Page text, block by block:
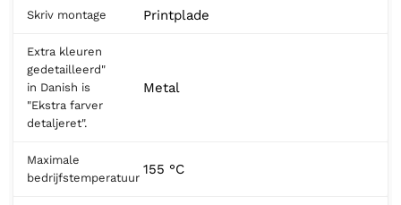
Skriv montage Printplade
Extra kleuren
gedetailleerd"
in Danish is
"Ekstra farver
detaljeret".
Metal
Maximale
bedrijfstemperatuur
155 °C